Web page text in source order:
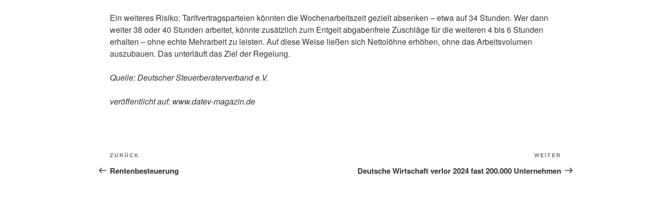
Ein weiteres Risiko: Tarifvertragsparteien könnten die Wochenarbeitszeit gezielt absenken – etwa auf 34 Stunden. Wer dann
weiter 38 oder 40 Stunden arbeitet, könnte zusätzlich zum Entgelt abgabenfreie Zuschläge für die weiteren 4 bis 6 Stunden
erhalten – ohne echte Mehrarbeit zu leisten. Auf diese Weise ließen sich Nettolöhne erhöhen, ohne das Arbeitsvolumen
auszubauen. Das unterläuft das Ziel der Regelung.
Quelle: Deutscher Steuerberaterverband e.V.
veröffentlicht auf: www.datev-magazin.de
Beitragsnavigation
Vorheriger
Beitrag
ZURÜCK
Rentenbesteuerung
Beitrag
WEITER
Deutsche Wirtschaft verlor 2024 fast 200.000 Unternehmen